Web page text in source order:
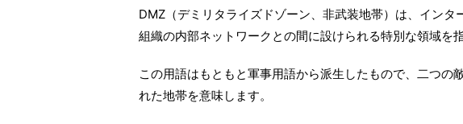
DMZ（デミリタライズドゾーン、非武装地帯）は、イン
組織の内部ネットワークとの間に設けられる特別な領域を指
この用語はもともと軍事用語から派生したもので、二つの
れた地帯を意味します。